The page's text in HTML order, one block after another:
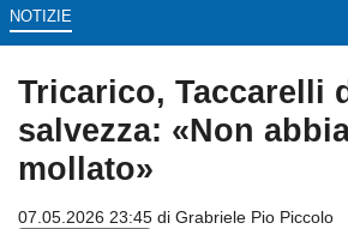
NOTIZIE
Tricarico, Taccarelli
salvezza: «Non
mollato»
07.05.2026 23:45 di Grabriele Pio Piccolo